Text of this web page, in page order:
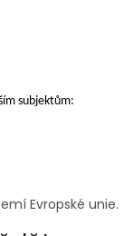
subjektům:
Evropské unie.